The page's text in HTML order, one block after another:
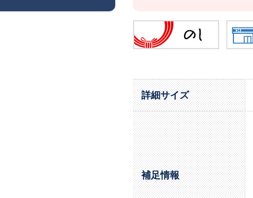
詳細サイズ
補足情報